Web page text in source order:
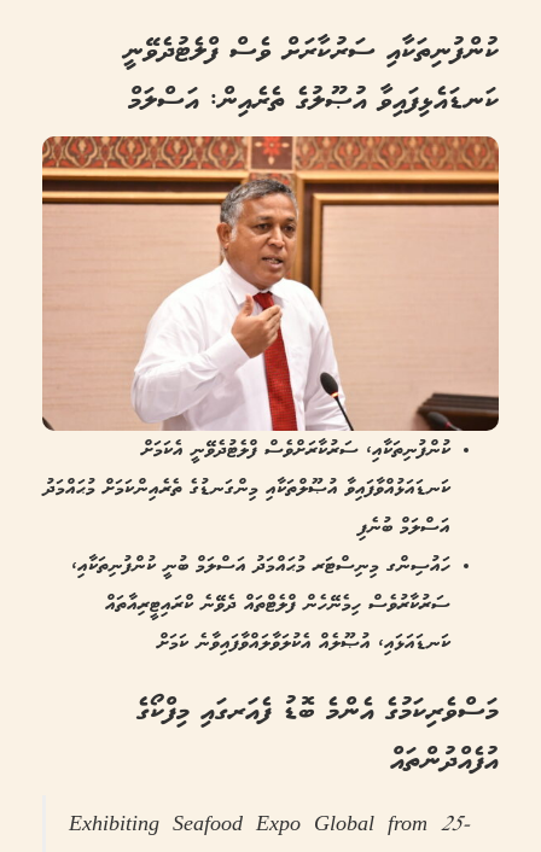
ކުންފުނިތަކާއި ސަރުކާރަށް ވެސް ފްލެޓުދެވޭނީ
ކަނޑައެޅިފައިވާ އުޞޫލުގެ ތެރެއިން: އަސްލަމް
ކުންފުނިތަކާއި، ސަރުކާރަށްވެސް ފްލެޓުދެވޭނީ އެކަމަށް
ކަނޑައަޅުއްވާފައިވާ އުޞޫލްތަކާއި މިންގަނޑުގެ ތެރެއިންކަމަށް މުޙައްމަދު
އަސްލަމް ބުނެފި
ހައުސިންގ މިނިސްޓަރ މުޙައްމަދު އަސްލަމް ބުނީ ކުންފުނިތަކާއި،
ސަރުކާރުވެސް ހިމެނޭހެން ފްލެޓްތައް ދެވޭނެ ކްރައިޓީރިއާތައް
ކަނޑައަޅައި، އުޞޫލެއް އެކުލަވާލައްވާފައިވާނެ ކަމަށް
މަސްވެރިކަމުގެ އެންމެ ބޮޑު ފެއަރގައި މިފްކޯގެ
އުފެއްދުންތައް
Exhibiting Seafood Expo Global from 25-